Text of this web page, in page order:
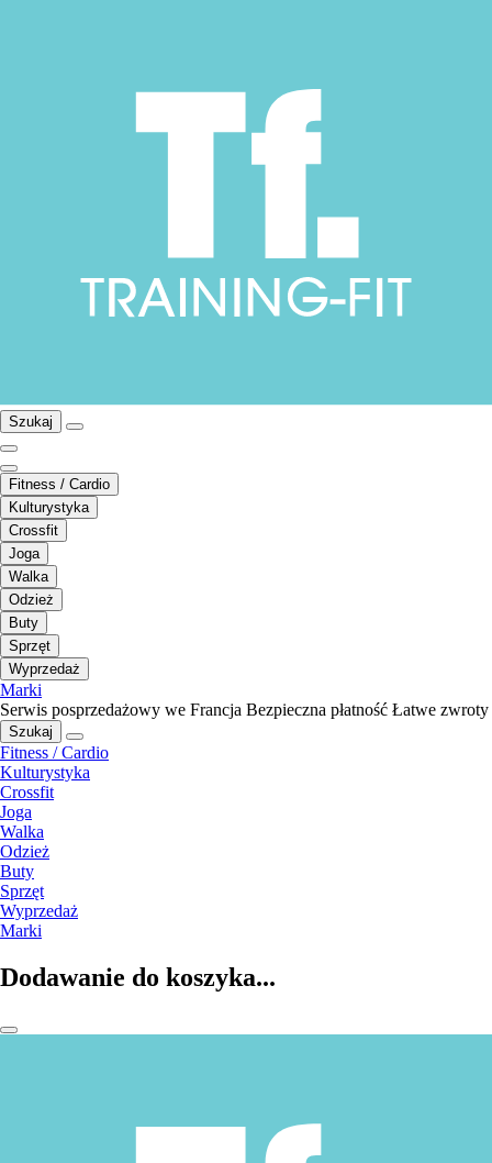
Szukaj
Fitness / Cardio
Kulturystyka
Crossfit
Joga
Walka
Odzież
Buty
Sprzęt
Wyprzedaż
Marki
Serwis posprzedażowy we Francja Bezpieczna płatność Łatwe zwroty
Szukaj
Fitness / Cardio
Kulturystyka
Crossfit
Joga
Walka
Odzież
Buty
Sprzęt
Wyprzedaż
Marki
Dodawanie do koszyka...